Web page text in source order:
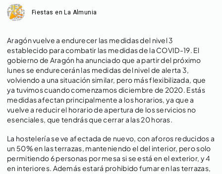
Fiestas en La Almunia
Aragón vuelve a endurecer las medidas del nivel 3
establecido para combatir las medidas de la COVID-19. El
gobierno de Aragón ha anunciado que a partir del próximo
lunes se endurecerán las medidas del nivel de alerta 3,
volviendo a una situación similar, pero más flexibilizada, que
ya tuvimos cuando comenzamos diciembre de 2020. Estás
medidas afectan principalmente a los horarios, ya que a
vuelve a reducir el horario de apertura de los servicios no
esenciales, que tendrás que cerrar a las 20 horas.
La hostelería se ve afectada de nuevo, con aforos reducidos a
un 50% en las terrazas, manteniendo el del interior, pero solo
permitiendo 6 personas por mesa si se está en el exterior, y 4
en interiores. Además estará prohibido fumar en las terrazas,